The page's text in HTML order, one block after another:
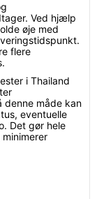
Ved hjælp
øje med
flere
i Thailand
denne måde kan
eventuelle
Det gør hele